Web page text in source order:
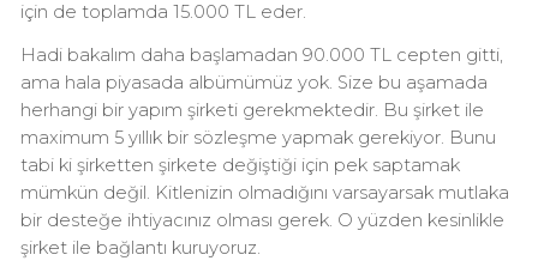
için de toplamda 15.000 TL eder.
Hadi bakalım daha başlamadan 90.000 TL cepten gitti,
ama hala piyasada albümümüz yok. Size bu aşamada
herhangi bir yapım şirketi gerekmektedir. Bu şirket ile
maximum 5 yıllık bir sözleşme yapmak gerekiyor. Bunu
tabi ki şirketten şirkete değiştiği için pek saptamak
mümkün değil. Kitlenizin olmadığını varsayarsak mutlaka
bir desteğe ihtiyacınız olması gerek. O yüzden kesinlikle
şirket ile bağlantı kuruyoruz.